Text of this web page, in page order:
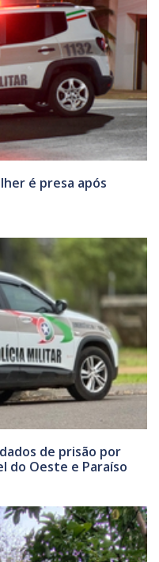
é presa após
de prisão por
do Oeste e Paraíso